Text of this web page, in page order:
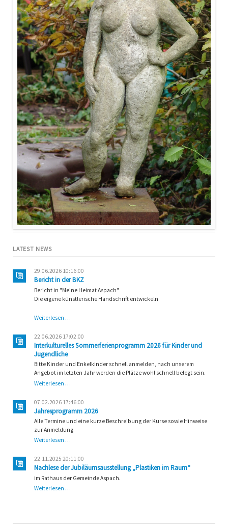
LATEST NEWS
29.06.2026 10:16:00
Bericht in der BKZ
Bericht in "Meine Heimat Aspach"
Die eigene künstlerische Handschrift entwickeln
Weiterlesen …Bericht
der
BKZ
22.06.2026 17:02:00
Interkulturelles Sommerferienprogramm 2026 für Kinder und
Jugendliche
Bitte Kinder und Enkelkinder schnell anmelden, nach unserem
Angebot im letzten Jahr werden die Plätze wohl schnell belegt sein.
Weiterlesen …
2026
für
Jugendliche
07.02.2026 17:46:00
Jahresprogramm 2026
Alle Termine und eine kurze Beschreibung der Kurse sowie Hinweise
zur Anmeldung
Weiterlesen …Jahresprogramm
22.11.2025 20:11:00
Nachlese der Jubiläumsausstellung „Plastiken im Raum“
im Rathaus der Gemeinde Aspach.
Weiterlesen …Nachlese
im